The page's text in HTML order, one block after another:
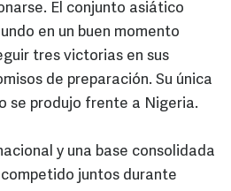
El conjunto asiático
en un buen momento
tres victorias en sus
de preparación. Su única
se produjo frente a Nigeria.
y una base consolidada
juntos durante